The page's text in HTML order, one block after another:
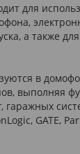
для
а также
в
выполняя
гаражных
GATE,